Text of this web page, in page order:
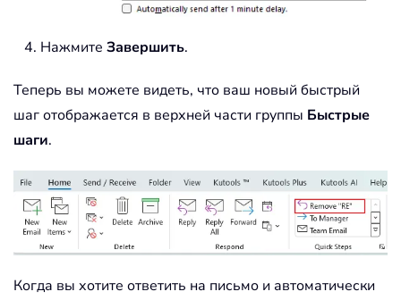
Нажмите Завершить.
Теперь вы можете видеть, что ваш новый быстрый
шаг отображается в верхней части группы Быстрые
шаги.
Когда вы хотите ответить на письмо и автоматически